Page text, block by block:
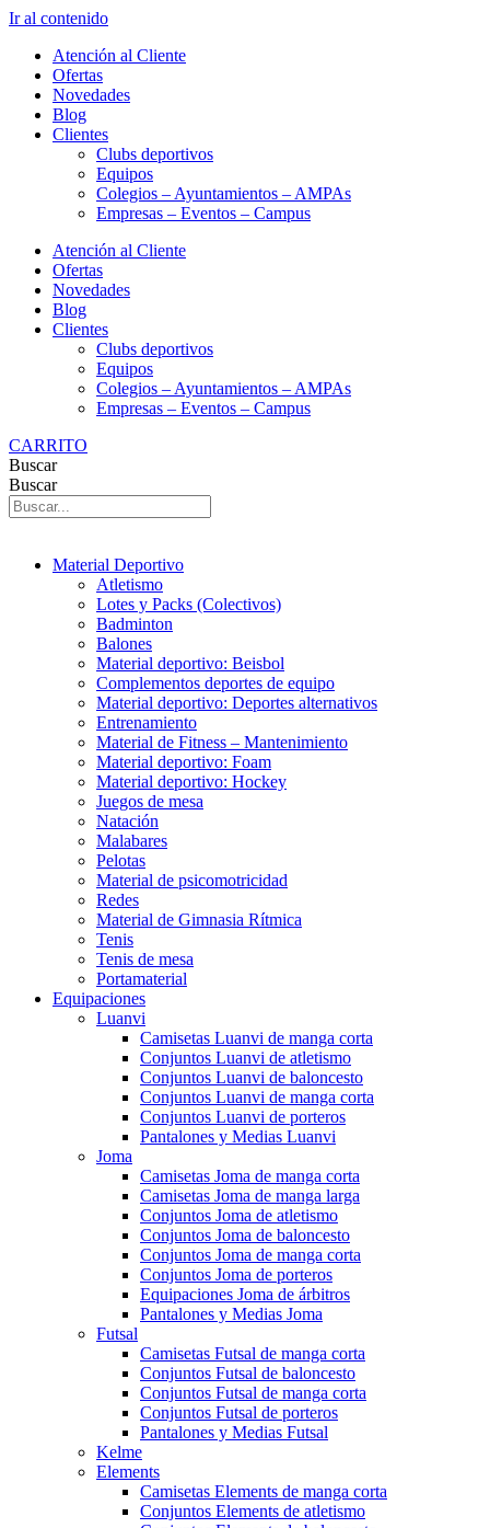
Ir al contenido
Atención al Cliente
Ofertas
Novedades
Blog
Clientes
Clubs deportivos
Equipos
Colegios – Ayuntamientos – AMPAs
Empresas – Eventos – Campus
Atención al Cliente
Ofertas
Novedades
Blog
Clientes
Clubs deportivos
Equipos
Colegios – Ayuntamientos – AMPAs
Empresas – Eventos – Campus
CARRITO
Buscar
Buscar
Material Deportivo
Atletismo
Lotes y Packs (Colectivos)
Badminton
Balones
Material deportivo: Beisbol
Complementos deportes de equipo
Material deportivo: Deportes alternativos
Entrenamiento
Material de Fitness – Mantenimiento
Material deportivo: Foam
Material deportivo: Hockey
Juegos de mesa
Natación
Malabares
Pelotas
Material de psicomotricidad
Redes
Material de Gimnasia Rítmica
Tenis
Tenis de mesa
Portamaterial
Equipaciones
Luanvi
Camisetas Luanvi de manga corta
Conjuntos Luanvi de atletismo
Conjuntos Luanvi de baloncesto
Conjuntos Luanvi de manga corta
Conjuntos Luanvi de porteros
Pantalones y Medias Luanvi
Joma
Camisetas Joma de manga corta
Camisetas Joma de manga larga
Conjuntos Joma de atletismo
Conjuntos Joma de baloncesto
Conjuntos Joma de manga corta
Conjuntos Joma de porteros
Equipaciones Joma de árbitros
Pantalones y Medias Joma
Futsal
Camisetas Futsal de manga corta
Conjuntos Futsal de baloncesto
Conjuntos Futsal de manga corta
Conjuntos Futsal de porteros
Pantalones y Medias Futsal
Kelme
Elements
Camisetas Elements de manga corta
Conjuntos Elements de atletismo